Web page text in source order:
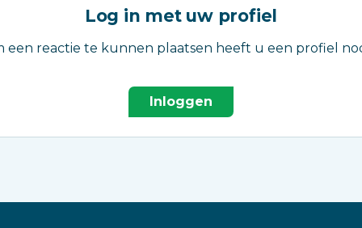
Log in met uw profiel
een reactie te kunnen plaatsen heeft u een profiel
Inloggen